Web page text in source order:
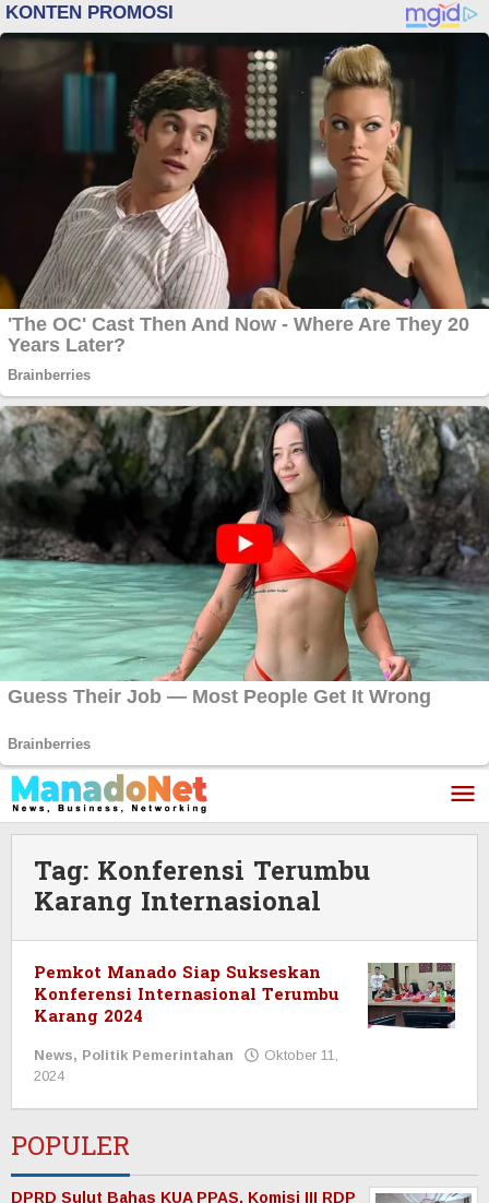
Lewati
ke
konten
Tag: Konferensi Terumbu
Karang Internasional
Pemkot Manado Siap Sukseskan
Konferensi Internasional Terumbu
Karang 2024
News, Politik Pemerintahan
Oktober 11,
2024
POPULER
DPRD Sulut Bahas KUA PPAS, Komisi III RDP